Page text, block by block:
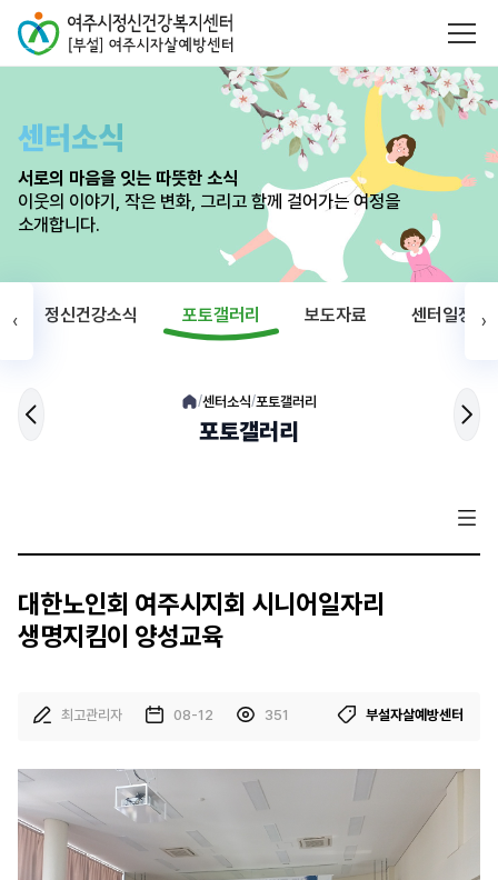
센터소식
서로의 마음을 잇는 따뜻한 소식
이웃의 이야기, 작은 변화, 그리고 함께 걸어가는 여정을
소개합니다.
‹ 정신건강소식 포토갤러리 보도자료 센터일정 ›
/센터소식/포토갤러리
포토갤러리
대한노인회 여주시지회 시니어일자리
생명지킴이 양성교육
최고관리자 08-12 351 부설자살예방센터